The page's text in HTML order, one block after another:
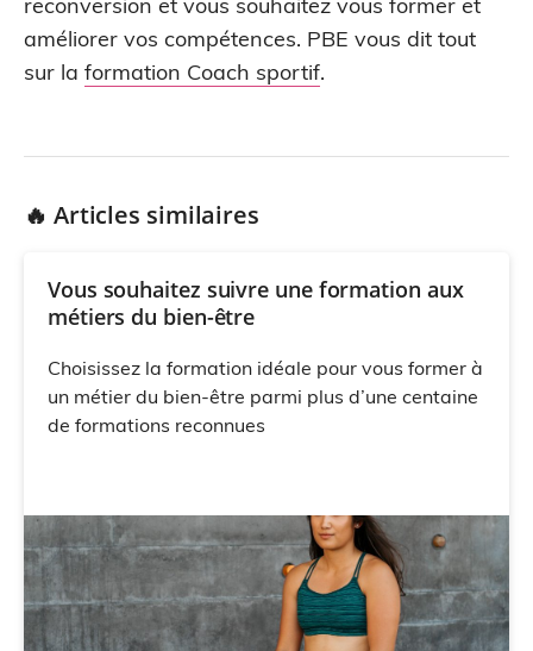
améliorer vos compétences. PBE vous dit tout
sur la formation Coach sportif.
🔥 Articles similaires
Vous souhaitez suivre une formation aux
métiers du bien-être
Choisissez la formation idéale pour vous former à
un métier du bien-être parmi plus d’une centaine
de formations reconnues